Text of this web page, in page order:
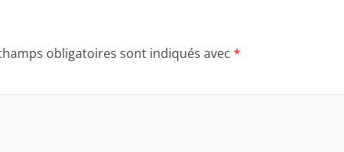
obligatoires sont indiqués avec *